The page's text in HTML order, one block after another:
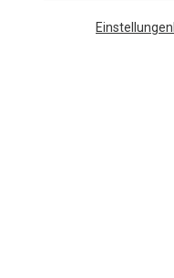
Einstellungen